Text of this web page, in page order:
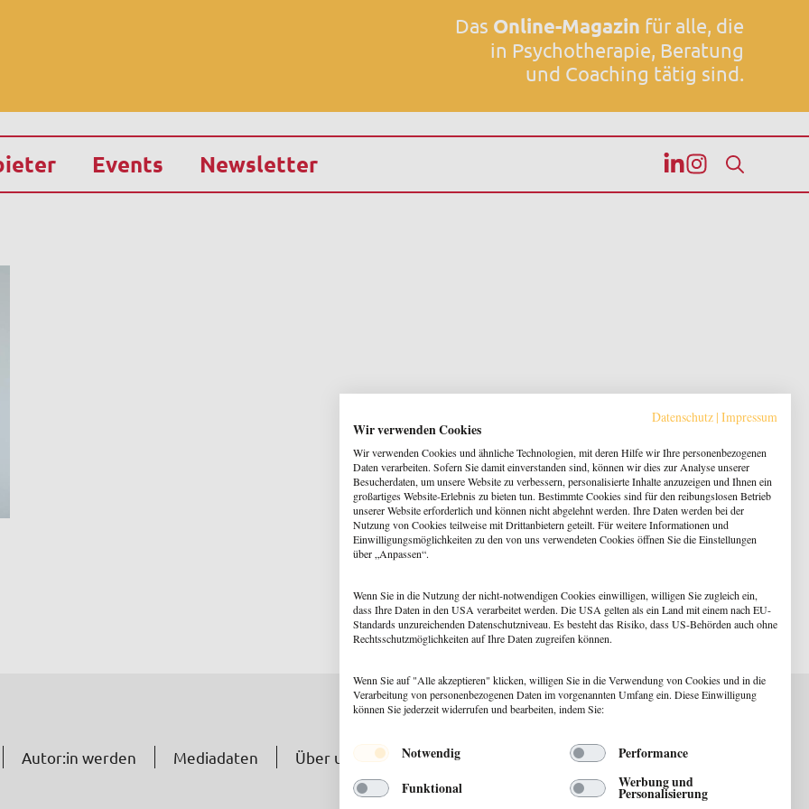
Das Online-Magazin für alle, die
in Psychotherapie, Beratung
und Coaching tätig sind.
Events Newsletter
Autor:in werden Mediadaten Über uns Newsletter
Datenschutz | Impressum
Wir verwenden Cookies
Wir verwenden Cookies und ähnliche Technologien, mit deren Hilfe wir Ihre personenbezogenen
Daten verarbeiten. Sofern Sie damit einverstanden sind, können wir dies zur Analyse unserer
Besucherdaten, um unsere Website zu verbessern, personalisierte Inhalte anzuzeigen und Ihnen ein
großartiges Website-Erlebnis zu bieten tun. Bestimmte Cookies sind für den reibungslosen Betrieb
unserer Website erforderlich und können nicht abgelehnt werden. Ihre Daten werden bei der
Nutzung von Cookies teilweise mit Drittanbietern geteilt. Für weitere Informationen und
Einwilligungsmöglichkeiten zu den von uns verwendeten Cookies öffnen Sie die Einstellungen
über „Anpassen“.
Wenn Sie in die Nutzung der nicht-notwendigen Cookies einwilligen, willigen Sie zugleich ein,
dass Ihre Daten in den USA verarbeitet werden. Die USA gelten als ein Land mit einem nach EU-
Standards unzureichenden Datenschutzniveau. Es besteht das Risiko, dass US-Behörden auch ohne
Rechtsschutzmöglichkeiten auf Ihre Daten zugreifen können.
Wenn Sie auf "Alle akzeptieren" klicken, willigen Sie in die Verwendung von Cookies und in die
Verarbeitung von personenbezogenen Daten im vorgenannten Umfang ein. Diese Einwilligung
können Sie jederzeit widerrufen und bearbeiten, indem Sie:
Notwendig
Performance
Funktional
Werbung und
Personalisierung